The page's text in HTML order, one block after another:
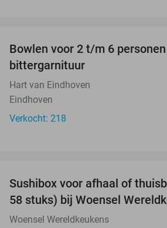
Bowlen voor 2 t/m 6
bittergarnituur
Hart van Eindhoven
Eindhoven
Verkocht: 218
Sushibox voor afhaal of
58 stuks) bij Woensel
Woensel Wereldkeukens